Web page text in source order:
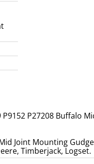
P9152 P27208 Buffalo
Joint Mounting
Timberjack, Logset.